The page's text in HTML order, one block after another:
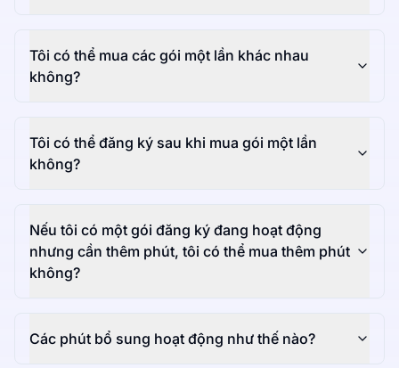
Tôi có thể mua các gói một lần khác nhau
không?
Tôi có thể đăng ký sau khi mua gói một lần
không?
Nếu tôi có một gói đăng ký đang hoạt động
nhưng cần thêm phút, tôi có thể mua thêm phút
không?
Các phút bổ sung hoạt động như thế nào?